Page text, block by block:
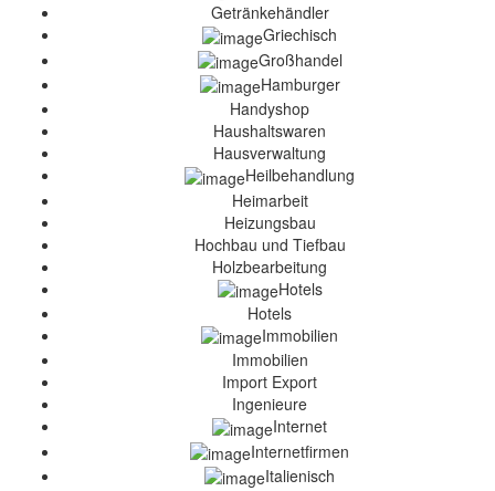
Getränkehändler
Griechisch
Großhandel
Hamburger
Handyshop
Haushaltswaren
Hausverwaltung
Heilbehandlung
Heimarbeit
Heizungsbau
Hochbau und Tiefbau
Holzbearbeitung
Hotels
Hotels
Immobilien
Immobilien
Import Export
Ingenieure
Internet
Internetfirmen
Italienisch